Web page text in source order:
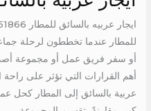
للمطار عندما تخططون لرحلة
أو سفر فريق عمل أو مجموعة
أهم القرارات التي تؤثر على راحة
عربية بالسائق إلى المطار كحل